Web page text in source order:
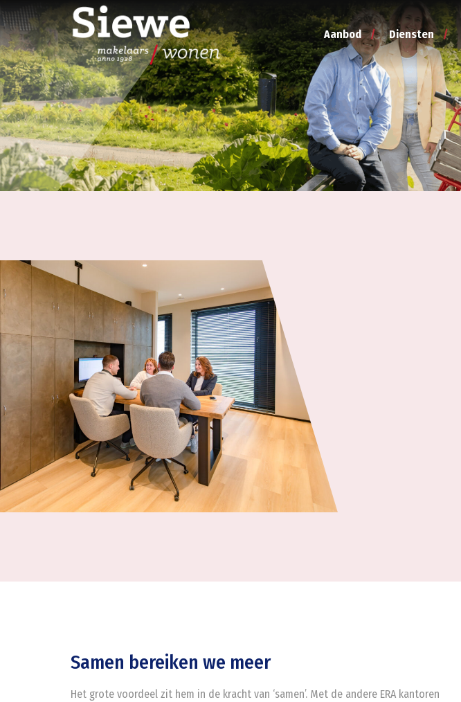
Aanbod Diensten
Samen bereiken we meer
Het grote voordeel zit hem in de kracht van ‘samen’. Met de andere ERA kantoren